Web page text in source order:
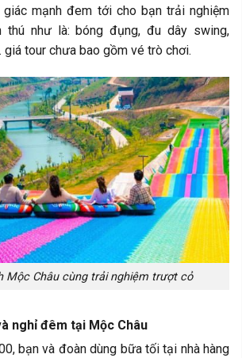
giác mạnh đem tới cho bạn trải nghiệm
thú như là: bóng đụng, đu dây swing,
tour chưa bao gồm vé trò chơi.
Mộc Châu cùng trải nghiệm trượt cỏ
nghỉ đêm tại Mộc Châu
bạn và đoàn dùng bữa tối tại nhà hàng